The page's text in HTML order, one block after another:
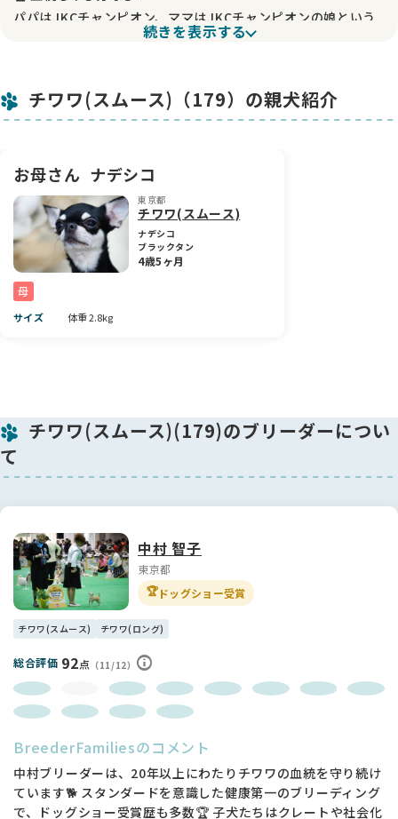
パパはJKCチャンピオン、ママはJKCチャンピオンの娘という
優れた血統を持っています(ˊo̶̶̷ᴗo̶̶̷`)✨
🍽 ご飯としつけもばっちり！
また、トイレのしつけもサークル内では100％成功中！ お迎え
後も安心して一緒に暮らしていただけます✨
💉 健康状態も良好
2度目のワクチン接種も完了済みですので、これからのお迎え
に向けても万全です🩺
🚗 お迎えについてのお願い
現在、冬季は子犬の負担を考慮して空輸対応はお休み中です。
そのため、東京・八王子の犬舎まで直接お迎えに来ていただけ
対面でのご見学は土日祝の午後限定となります。
ブリーダー専業ではないため、ご理解いただけますと幸いで
す。
わせください💌
続きを表示する
チワワ(スムース)（179）の親犬紹介
お母さん ナデシコ
東京都
チワワ(スムース)
ナデシコ
ブラックタン
4歳5ヶ月
母
サイズ 体重 2.8kg
チワワ(スムース)(179)のブリーダーについ
て
中村 智子
東京都
🏆ドッグショー受賞
チワワ(スムース) チワワ(ロング)
総合評価 92点 （11/12）
BreederFamiliesのコメント
中村ブリーダーは、20年以上にわたりチワワの血統を守り続け
ています🐕 スタンダードを意識した健康第一のブリーディング
で、ドッグショー受賞歴も多数🏆 子犬たちはクレートや社会化